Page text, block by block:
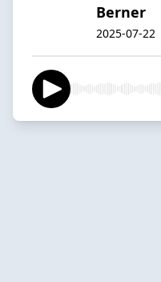
Berner
2025-07-22